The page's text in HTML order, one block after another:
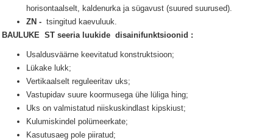
horisontaalselt, kaldenurka ja sügavust (suured suurused).
ZN - tsingitud kaevuluuk.
BAULUKE ST seeria luukide disainifunktsioonid :
Usaldusväärne keevitatud konstruktsioon;
Lükake lukk;
Vertikaalselt reguleeritav uks;
Vastupidav suure koormusega ühe lüliga hing;
Uks on valmistatud niiskuskindlast kipskiust;
Kulumiskindel polümeerkate;
Kasutusaeg pole piiratud;